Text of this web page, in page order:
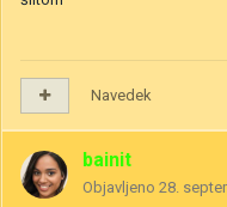
Navedek
bainit
Objavljeno 28.